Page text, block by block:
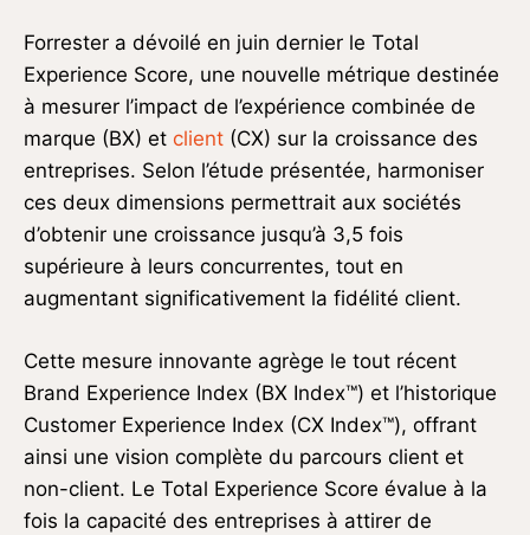
Forrester a dévoilé en juin dernier le Total
Experience Score, une nouvelle métrique destinée
à mesurer l’impact de l’expérience combinée de
marque (BX) et client (CX) sur la croissance des
entreprises. Selon l’étude présentée, harmoniser
ces deux dimensions permettrait aux sociétés
d’obtenir une croissance jusqu’à 3,5 fois
supérieure à leurs concurrentes, tout en
augmentant significativement la fidélité client.
Cette mesure innovante agrège le tout récent
Brand Experience Index (BX Index™) et l’historique
Customer Experience Index (CX Index™), offrant
ainsi une vision complète du parcours client et
non-client. Le Total Experience Score évalue à la
fois la capacité des entreprises à attirer de